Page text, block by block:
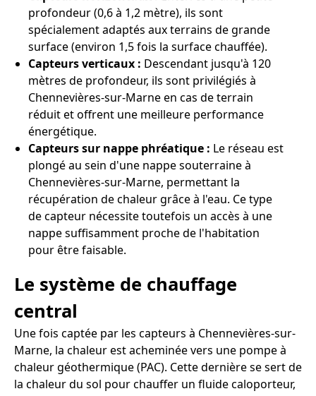
profondeur (0,6 à 1,2 mètre), ils sont
spécialement adaptés aux terrains de grande
surface (environ 1,5 fois la surface chauffée).
Capteurs verticaux : Descendant jusqu'à 120
mètres de profondeur, ils sont privilégiés à
Chennevières-sur-Marne en cas de terrain
réduit et offrent une meilleure performance
énergétique.
Capteurs sur nappe phréatique : Le réseau est
plongé au sein d'une nappe souterraine à
Chennevières-sur-Marne, permettant la
récupération de chaleur grâce à l'eau. Ce type
de capteur nécessite toutefois un accès à une
nappe suffisamment proche de l'habitation
pour être faisable.
Le système de chauffage
central
Une fois captée par les capteurs à Chennevières-sur-
Marne, la chaleur est acheminée vers une pompe à
chaleur géothermique (PAC). Cette dernière se sert de
la chaleur du sol pour chauffer un fluide caloporteur,